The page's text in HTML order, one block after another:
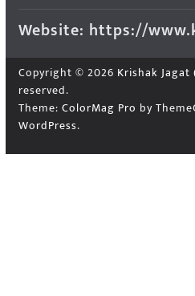
Website: https://
Copyright © 2026 Krishak
reserved.
Theme: ColorMag Pro by
WordPress.